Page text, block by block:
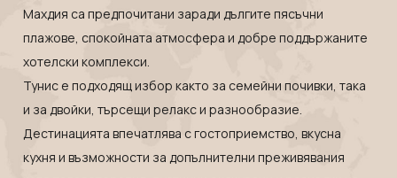
Екскурзии в САЩ
Уганда
Уругвай
Чили
Шри Ланка
Южна Африка
Южна Корея
Махдия са предпочитани заради дългите пясъчни
плажове, спокойната атмосфера и добре поддържаните
хотелски комплекси.
Тунис е подходящ избор както за семейни почивки, така
и за двойки, търсещи релакс и разнообразие.
Дестинацията впечатлява с гостоприемство, вкусна
кухня и възможности за допълнителни преживявания